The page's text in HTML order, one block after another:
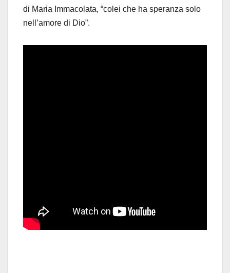
di Maria Immacolata, “colei che ha speranza solo
nell’amore di Dio”.